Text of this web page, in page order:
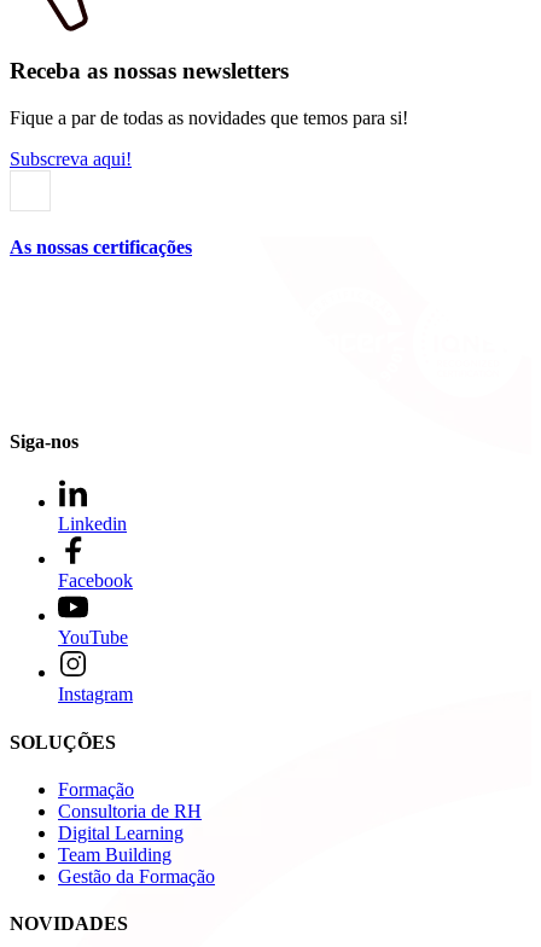
Receba as nossas newsletters
Fique a par de todas as novidades que temos para si!
Subscreva aqui!
As nossas certificações
Siga-nos
Linkedin
Facebook
YouTube
Instagram
SOLUÇÕES
Formação
Consultoria de RH
Digital Learning
Team Building
Gestão da Formação
NOVIDADES